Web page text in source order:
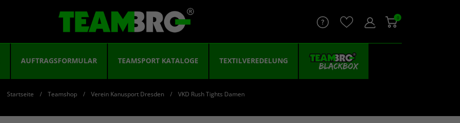
0
AUFTRAGSFORMULAR TEAMSPORT KATALOGE TEXTILVEREDELUNG
Startseite Teamshop Verein Kanusport Dresden VKD Rush Tights Damen